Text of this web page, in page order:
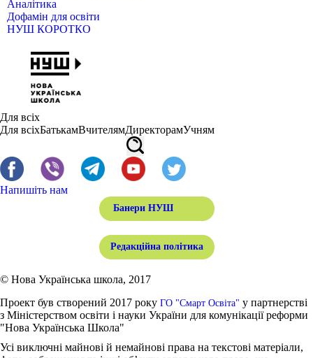
Аналітика
Дофамін для освіти
НУШ КОРОТКО
Для всіх
Для всіхБатькамВчителямДиректорамУчням
Напишіть нам
Банери НУШ
Редакційна політика
© Нова Українська школа, 2017
Проект був створений 2017 року ГО "Смарт Освіта" у партнерстві
з Міністерством освіти і науки України для комунікації реформи
"Нова Українська Школа"
Усі виключні майнові й немайнові права на текстові матеріали,